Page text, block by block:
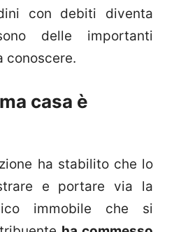
con debiti diventa
delle importanti
conoscere.
casa è
ha stabilito che lo
e portare via la
immobile che si